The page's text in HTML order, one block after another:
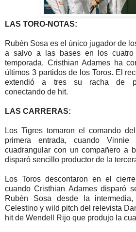
LAS TORO-NOTAS:
Rubén Sosa es el único jugador de
a salvo a las bases en los
temporada. Cristhian Adames ha
últimos 3 partidos de los Toros. El
extendió a tres su racha de
conectando de hit.
LAS CARRERAS:
Los Tigres tomaron el comando
primera entrada, cuando Vinnie
cuadrangular con un compañero a
disparó sencillo productor de la
Los Toros descontaron en el
cuando Cristhian Adames disparó
Rubén Sosa desde la
Celestino y wild pitch del relevista
hit de Wendell Rijo que produjo la